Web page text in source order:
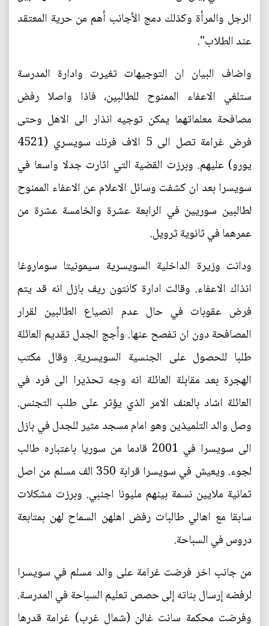
الرجل والمرأة وكذلك دمج الأجانب أهم من حرية المعتقد
عند الطلاب".
واضاف البيان ان التوجيهات تغيرت وادارة المدرسة
ستلغي الاعفاء الممنوح للطالبين، فاذا واصلا رفض
مصافحة معلماتهما يمكن توجيه انذار الى الاهل وحتى
فرض غرامة تصل الى 5 الاف فرنك سويسري (4521
يورو) عليهم. وبرزت القضية التي اثارت جدلا واسعا في
سويسرا بعد ان كشفت وسائل الاعلام عن الاعفاء الممنوح
لطالبين سوريين في الرابعة عشرة والخامسة عشرة من
عمرهما في ثانوية ثرويل.
ودانت وزيرة الداخلية السويسرية سيمونيتا سوماروغا
انذاك الاعفاء. وقالت ادارة كانتون ريف بازل انه قد يتم
فرض عقوبات في حال عدم انصياع الطالبين لقرار
المصافحة دون ان تفصح عنها. وأجج الجدل تقديم العائلة
طلبا للحصول على الجنسية السويسرية. وقال مكتب
الهجرة بعد مقابلة العائلة انه وجه تحذيرا الى فرد في
العائلة اشاد بالعنف الامر الذي يؤثر على طلب التجنس.
وصل والد التلميذين وهو امام مسجد مثير للجدل في بازل
الى سويسرا في 2001 قادما من سوريا باعتباره طالب
لجوء. ويعيش في سويسرا قرابة 350 الف مسلم من اصل
ثمانية ملايين نسمة بينهم مليونا اجنبي. وبرزت مشكلات
سابقا مع اهالي طالبات رفض اهلهن السماح لهن بمتابعة
دروس في السباحة.
من جانب اخر فرضت غرامة على والد مسلم في سويسرا
لرفضه إرسال بناته إلى حصص تعليم السباحة في المدرسة.
وفرضت محكمة سانت غالن (شمال غرب) غرامة قدرها